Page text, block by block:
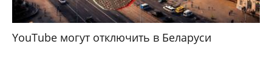
YouTube могут отключить в Беларуси